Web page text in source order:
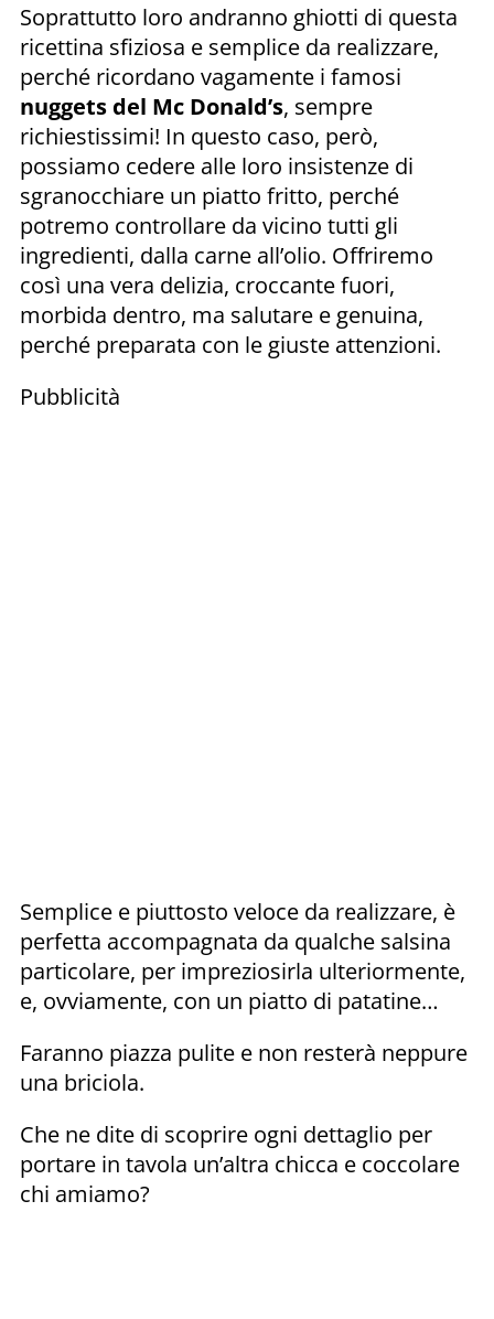
Soprattutto loro andranno ghiotti di questa
ricettina sfiziosa e semplice da realizzare,
perché ricordano vagamente i famosi
nuggets del Mc Donald’s, sempre
richiestissimi! In questo caso, però,
possiamo cedere alle loro insistenze di
sgranocchiare un piatto fritto, perché
potremo controllare da vicino tutti gli
ingredienti, dalla carne all’olio. Offriremo
così una vera delizia, croccante fuori,
morbida dentro, ma salutare e genuina,
perché preparata con le giuste attenzioni.
Pubblicità
Semplice e piuttosto veloce da realizzare, è
perfetta accompagnata da qualche salsina
particolare, per impreziosirla ulteriormente,
e, ovviamente, con un piatto di patatine…
Faranno piazza pulite e non resterà neppure
una briciola.
Che ne dite di scoprire ogni dettaglio per
portare in tavola un’altra chicca e coccolare
chi amiamo?